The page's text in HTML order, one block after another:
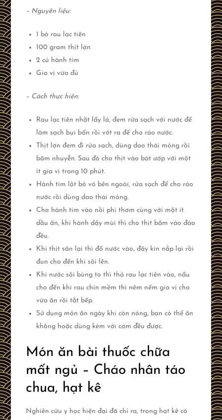
– Nguyên liệu:
1 bó rau lạc tiên
100 gram thịt lợn
2 củ hành tím
Gia vị vừa đủ
– Cách thực hiện:
Rau lạc tiên nhặt lấy lá, đem rửa sạch với nước để
làm sạch bụi bẩn rồi vớt ra để cho ráo nước.
Thịt lợn đem đi rửa sạch, dùng dao thái mỏng rồi
băm nhuyễn. Sau đó cho thịt vào bát ướp với một
ít gia vị trong 10 phút.
Hành tím lột bỏ vỏ bên ngoài, rửa sạch để cho ráo
nước rồi dùng dao thái mỏng.
Cho hành tím vào nồi phi thơm cùng với một ít
dầu ăn, khi hành dậy mùi thì cho thịt băm vào đảo
đều.
Khi thịt săn lại thì đổ nước vào, đậy kín nắp lại rồi
đun cho đến khi sôi lên.
Khi nước sôi bùng to thì thả rau lạc tiên vào, nấu
cho đến khi rau chín mềm thì nêm nếm gia vị cho
vừa ăn rồi tắt bếp.
Sử dụng món ăn ngày khi còn nóng, bạn có thể ăn
không hoặc dùng kèm với cơm đều được.
Món ăn bài thuốc chữa
mất ngủ – Cháo nhân táo
chua, hạt kê
Nghiên cứu y học hiện đại đã chỉ ra, trong hạt kê có